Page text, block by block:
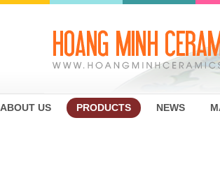
ABOUT US PRODUCTS NEWS